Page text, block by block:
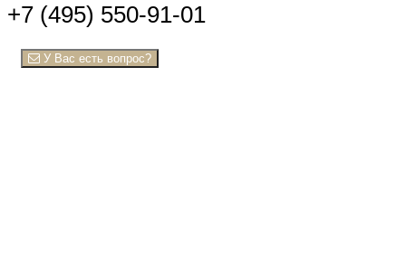
+7 (495) 550-91-01
У Вас есть вопрос?